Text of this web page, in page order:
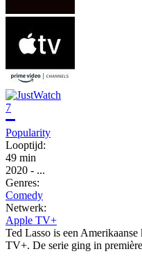
7
Popularity
Looptijd:
49 min
2020 - ...
Genres:
Comedy
Netwerk:
Apple TV+
Ted Lasso is een
TV+. De serie ging in